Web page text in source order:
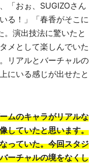
「おぉ、SUGIZOさん
る！」「春香がそこに
演出技法に驚いたと
メとして楽しんでいた
リアルとバーチャルの
にいる感じが出せたと
ムのキャラがリアルな
していたと思います。
っていた。今回スタジ
ーチャルの境をなくし